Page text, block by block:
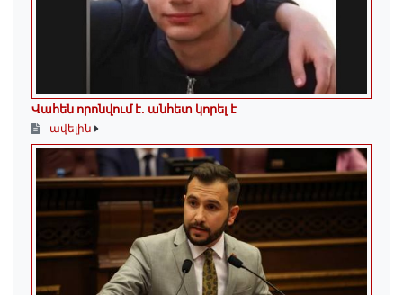
Վահեն որոնվում է․ անհետ կորել է
ավելին